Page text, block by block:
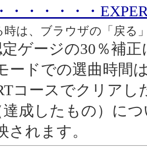
・・・・・・
は、ブラウザの「戻る
ゲージの30％補
ードでの選曲時間
コースでクリアし
達成したもの）に
されます。